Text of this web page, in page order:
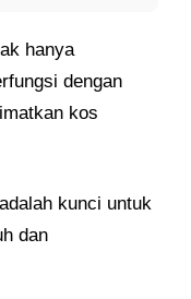
hanya
dengan
kos
kunci untuk
dan